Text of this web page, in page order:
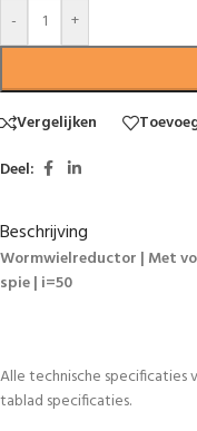
-
+
Vergelijken
Deel:
Beschrijving
Wormwielreductor | Met
spie | i=50
Alle technische
tablad specificaties.